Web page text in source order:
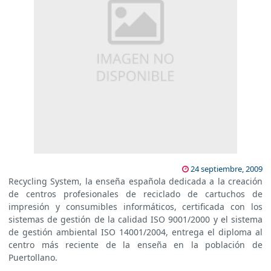
24 septiembre, 2009
Recycling System, la enseña española dedicada a la creación
de centros profesionales de reciclado de cartuchos de
impresión y consumibles informáticos, certificada con los
sistemas de gestión de la calidad ISO 9001/2000 y el sistema
de gestión ambiental ISO 14001/2004, entrega el diploma al
centro más reciente de la enseña en la población de
Puertollano.